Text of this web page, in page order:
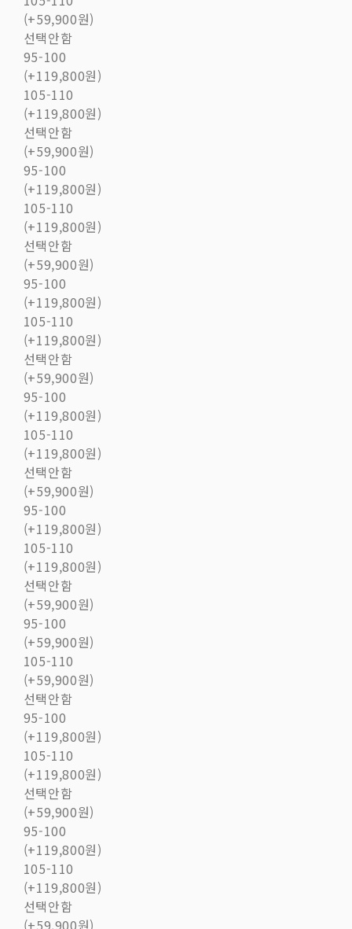
(+59,900원)
선택안함
95-100
(+119,800원)
105-110
(+119,800원)
선택안함
(+59,900원)
95-100
(+119,800원)
105-110
(+119,800원)
선택안함
(+59,900원)
95-100
(+119,800원)
105-110
(+119,800원)
선택안함
(+59,900원)
95-100
(+119,800원)
105-110
(+119,800원)
선택안함
(+59,900원)
95-100
(+119,800원)
105-110
(+119,800원)
선택안함
(+59,900원)
95-100
(+59,900원)
105-110
(+59,900원)
선택안함
95-100
(+119,800원)
105-110
(+119,800원)
선택안함
(+59,900원)
95-100
(+119,800원)
105-110
(+119,800원)
선택안함
(+59,900원)